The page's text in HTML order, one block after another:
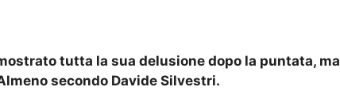
tutta la sua delusione dopo la puntata, ma
secondo Davide Silvestri.